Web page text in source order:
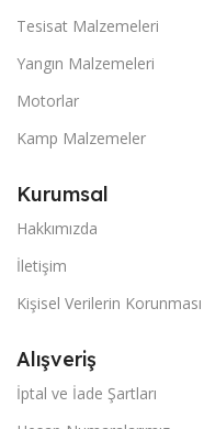
Tesisat Malzemeleri
Yangın Malzemeleri
Motorlar
Kamp Malzemeler
Kurumsal
Hakkımızda
İletişim
Kişisel Verilerin Korunması
Alışveriş
İptal ve İade Şartları